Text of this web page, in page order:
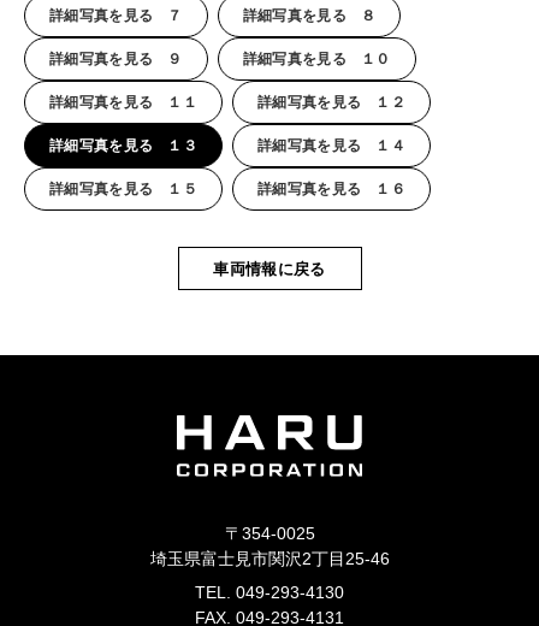
詳細写真を見る ７ 詳細写真を見る ８
詳細写真を見る ９ 詳細写真を見る １０
詳細写真を見る １１ 詳細写真を見る １２
詳細写真を見る １３ 詳細写真を見る １４
詳細写真を見る １５ 詳細写真を見る １６
車両情報に戻る
〒354-0025
埼玉県富士見市関沢2丁目25-46
TEL. 049-293-4130
FAX. 049-293-4131